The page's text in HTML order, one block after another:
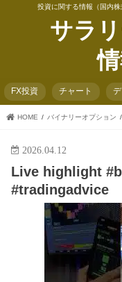
投資に関する情報（国内
サラ
FX投資 チャート
HOME バイナリーオプション
2026.04.12
Live highlight
#tradingadvice